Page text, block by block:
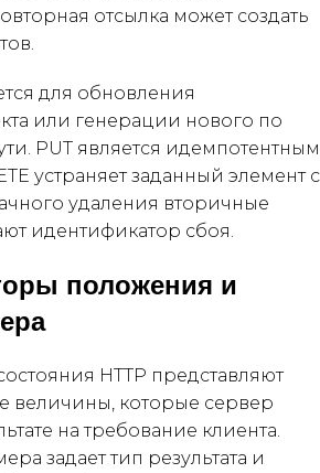
отсылка может создать
для обновления
или генерации нового по
PUT является идемпотентным
устраняет заданный элемент с
удаления вторичные
идентификатор сбоя.
положения и
HTTP представляют
величины, которые сервер
на требование клиента.
задает тип результата и